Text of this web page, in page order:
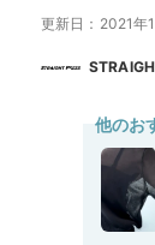
更新日：2021年
他のお